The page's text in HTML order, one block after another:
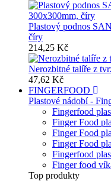
Plastový podnos
číry
214,25 Kč
Nerozbitné talíře z
47,62 Kč
FINGERFOOD
Plastové nádobí -
Fingerfood
Finger Food
Finger Food
Finger Food
Fingerfood
Finger food
Top produkty